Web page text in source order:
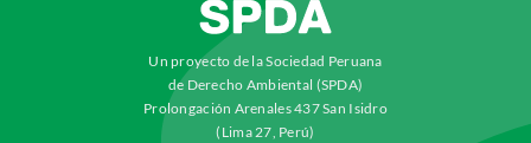
Un proyecto de la Sociedad Peruana
de Derecho Ambiental (SPDA)
Prolongación Arenales 437 San Isidro
(Lima 27, Perú)